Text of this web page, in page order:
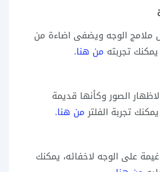
ملامج الوجه ويضفى اضاءة من
تجربته من هنا.
الصور وكأنها قديمة
تجربة الفلتر من هنا.
على الوجه لاخفائه، يمكنك